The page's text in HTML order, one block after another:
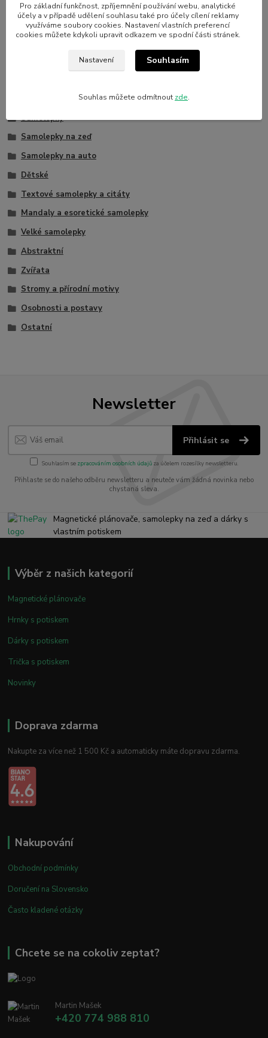
Při objednávce nad 1000 Kč si můžete vybrat aplikační stěrku
Zboží zařazeno v kategoriích
Samolepky
Samolepky na zeď
Samolepky na auto
Dětské
Textové samolepky a citáty
Mandaly a esoretické samolepky
Velké samolepky
Abstraktní
Zvířata
Stromy a přírodní motivy
Osobnosti a postavy
Ostatní
Newsletter
Přihlásit se
Souhlasím se zpracováním osobních údajůza účelem rozesílky newsletteru.
Přihlaste se do našeho odběru newsletteru a neuteče vám žádná novinka nebo
chystaná sleva.
Magnetické plánovače, samolepky na zeď a dárky s
vlastním potiskem
Výběr z našich kategorií
Magnetické plánovače
Hrnky s potiskem
Dárky s potiskem
Trička s potiskem
Novinky
Doprava zdarma
Nakupte za více než 1 500 Kč a automaticky máte dopravu zdarma.
Nakupování
Obchodní podmínky
Doručení na Slovensko
Často kladené otázky
Chcete se na cokoliv zeptat?
Martin Mašek
+420 774 988 810
Pro základní funkčnost, zpříjemnění používání webu, analytické
účely a v případě udělení souhlasu také pro účely cílení reklamy
využíváme soubory cookies. Nastavení vlastních preferencí
cookies můžete kdykoli upravit odkazem ve spodní části stránek.
Nastavení Souhlasím
Souhlas můžete odmítnout zde.